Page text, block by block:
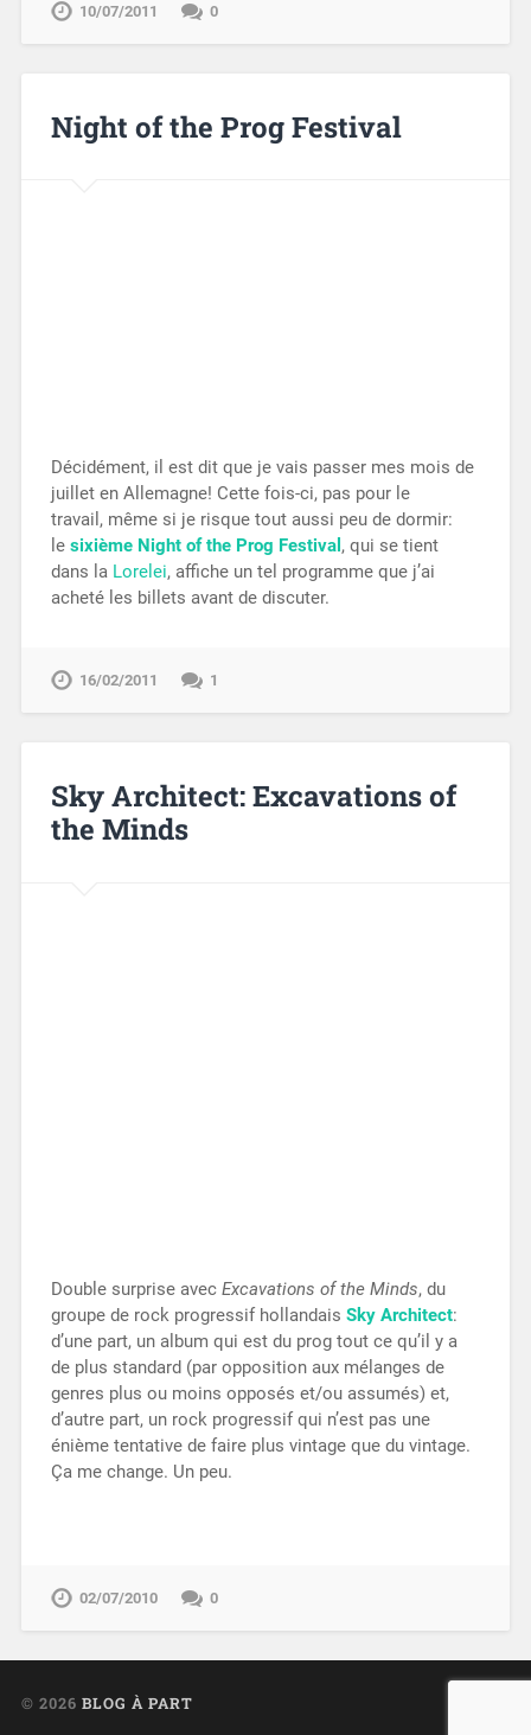
10/07/2011 0
Night of the Prog Festival
Décidément, il est dit que je vais passer mes mois de
juillet en Allemagne! Cette fois-ci, pas pour le
travail, même si je risque tout aussi peu de dormir:
le sixième Night of the Prog Festival , qui se tient
dans la Lorelei, affiche un tel programme que j’ai
acheté les billets avant de discuter.
16/02/2011 1
Sky Architect: Excavations of
the Minds
Double surprise avec Excavations of the Minds, du
groupe de rock progressif hollandais Sky Architect:
d’une part, un album qui est du prog tout ce qu’il y a
de plus standard (par opposition aux mélanges de
genres plus ou moins opposés et/ou assumés) et,
d’autre part, un rock progressif qui n’est pas une
énième tentative de faire plus vintage que du vintage.
Ça me change. Un peu.
02/07/2010 0
© 2026 BLOG À PART